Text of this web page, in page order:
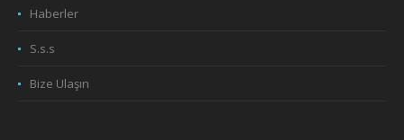
Haberler
S.s.s
Bize Ulaşın